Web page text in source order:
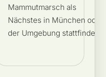
Mammutmarsch als
Nächstes in München oder
der Umgebung stattfindet.